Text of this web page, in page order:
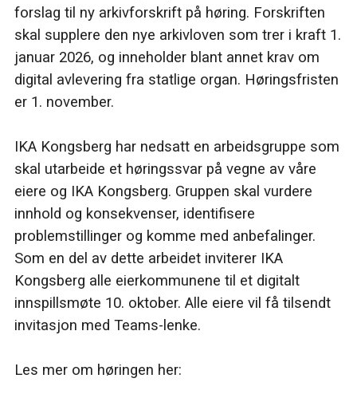
forslag til ny arkivforskrift på høring. Forskriften
skal supplere den nye arkivloven som trer i kraft 1.
januar 2026, og inneholder blant annet krav om
digital avlevering fra statlige organ. Høringsfristen
er 1. november.
IKA Kongsberg har nedsatt en arbeidsgruppe som
skal utarbeide et høringssvar på vegne av våre
eiere og IKA Kongsberg. Gruppen skal vurdere
innhold og konsekvenser, identifisere
problemstillinger og komme med anbefalinger.
Som en del av dette arbeidet inviterer IKA
Kongsberg alle eierkommunene til et digitalt
innspillsmøte 10. oktober. Alle eiere vil få tilsendt
invitasjon med Teams-lenke.
Les mer om høringen her: